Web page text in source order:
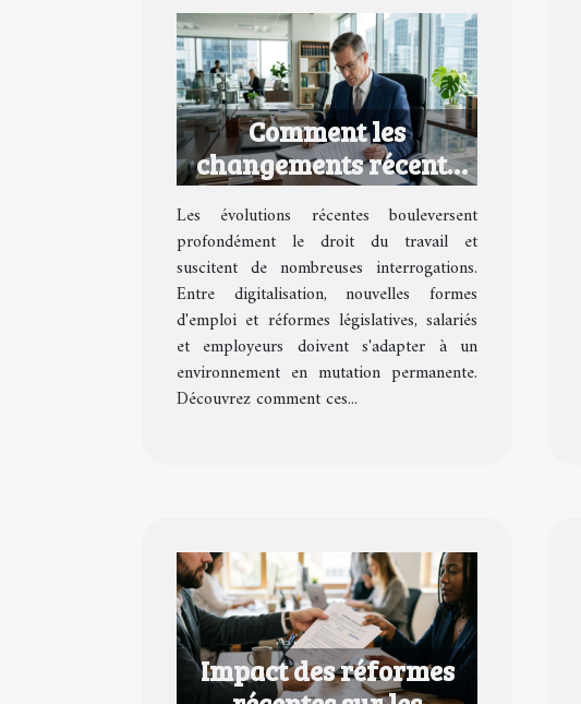
Comment les
changements récents
impactent-ils le droit
du travail ?
Les évolutions récentes bouleversent
profondément le droit du travail et
suscitent de nombreuses interrogations.
Entre digitalisation, nouvelles formes
d'emploi et réformes législatives, salariés
et employeurs doivent s'adapter à un
environnement en mutation permanente.
Découvrez comment ces...
Impact des réformes